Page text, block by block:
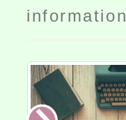
information